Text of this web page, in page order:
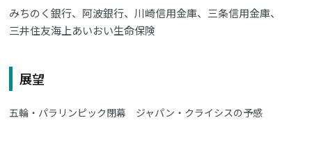
みちのく銀行、阿波銀行、川崎信用金庫、三条信用金庫、
三井住友海上あいおい生命保険
展望
五輪・パラリンピック閉幕 ジャパン・クライシスの予感